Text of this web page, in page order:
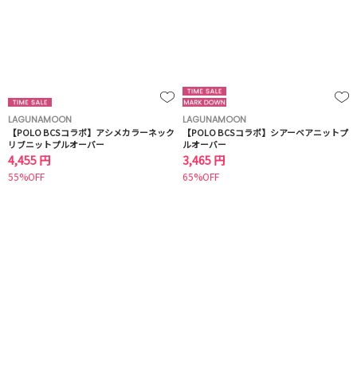
LAGUNAMOON
【POLO BCSコラボ】アシメカラーネック
リブニットプルオーバー
4,455 円
55%OFF
LAGUNAMOON
【POLO BCSコラボ】シアーベアニットプ
ルオーバー
3,465 円
65%OFF